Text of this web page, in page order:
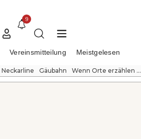
9
Vereinsmitteilung Meistgelesen
Neckarline Gäubahn Wenn Orte erzählen ...